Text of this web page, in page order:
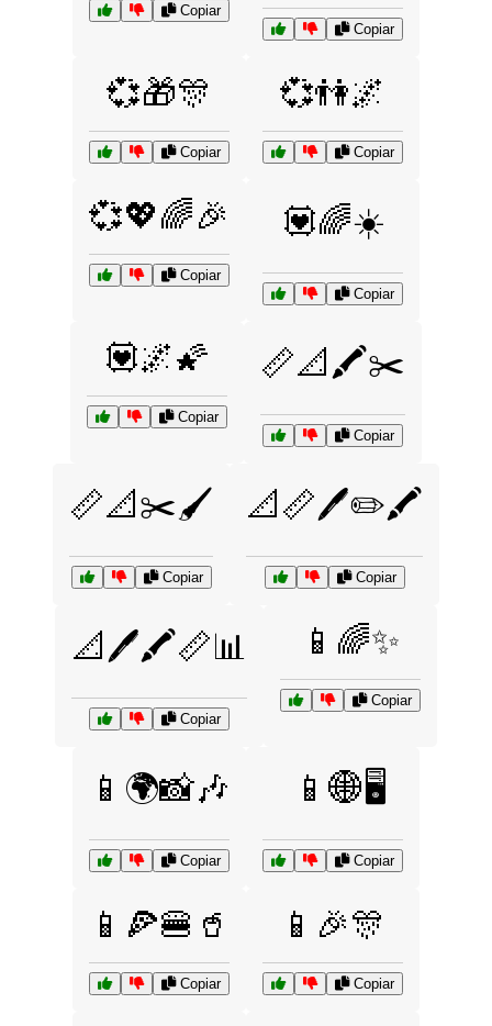
Copiar
Copiar
💞🎁🎊
Copiar
💞👫🌌
Copiar
💞💖🌈🎉
Copiar
💟🌈☀️
Copiar
💟🌌🌠
Copiar
📏📐🖍️✂️
Copiar
📏📐✂️🖌️
Copiar
📐📏🖊️✏️🖍️
Copiar
📐🖊️🖍️📏📊
Copiar
📱🌈✨
Copiar
📱🌍📸🎶
Copiar
📱🌐🖥️
Copiar
📱🍕🍔🥤
Copiar
📱🎉🎊
Copiar